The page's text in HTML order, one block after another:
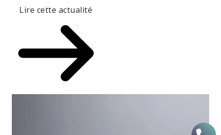
Lire cette actualité